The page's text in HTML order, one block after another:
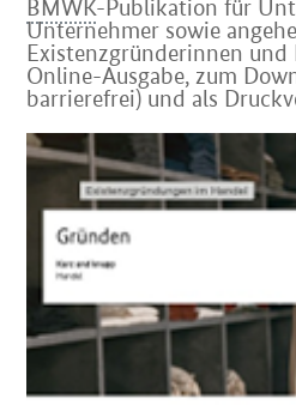
BMWK-Publikation für
Unternehmer sowie
Existenzgründerinnen und
Online-Ausgabe, zum
barrierefrei) und als
Einleitung